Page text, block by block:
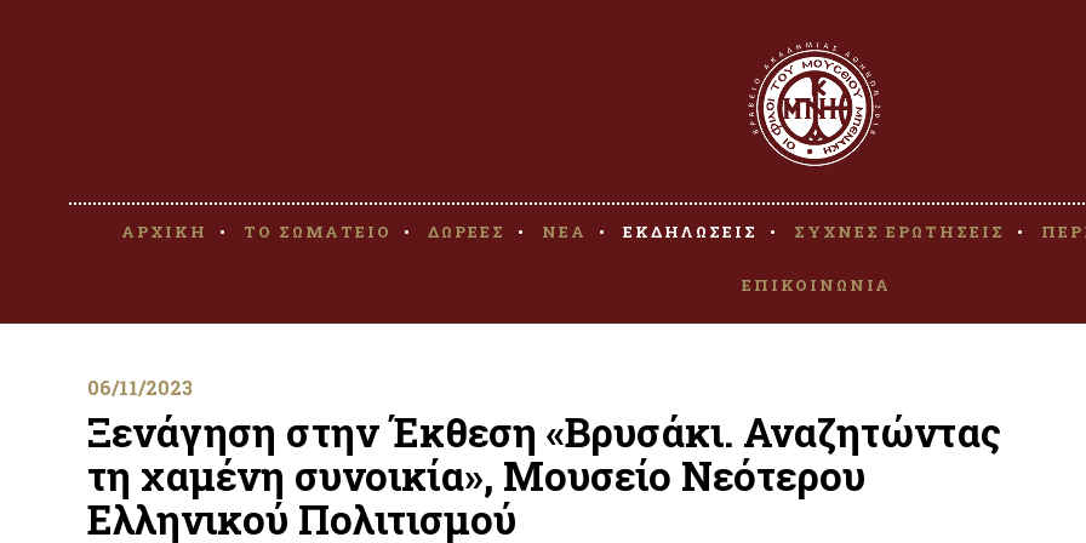
ΑΡΧΙΚΗ ΤΟ ΣΩΜΑΤΕΙΟ ΔΩΡΕΕΣ ΝΕΑ ΕΚΔΗΛΩΣΕΙΣ ΣΥΧΝΕΣ ΕΡΩΤΗΣΕΙΣ
ΕΠΙΚΟΙΝΩΝΙΑ
06/11/2023
Ξενάγηση στην Έκθεση «Βρυσάκι. Αναζητώντας
τη χαμένη συνοικία», Μουσείο Νεότερου
Ελληνικού Πολιτισμού